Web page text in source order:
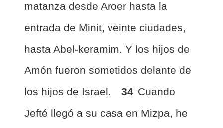
matanza desde Aroer hasta la
entrada de Minit, veinte ciudades,
hasta Abel-keramim. Y los hijos de
Amón fueron sometidos delante de
los hijos de Israel.
34 Cuando
Jefté llegó a su casa en Mizpa, he